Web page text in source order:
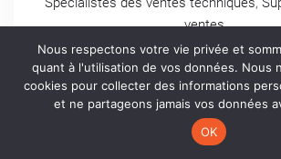
ventes
PROFIL +
Nous respectons votre vie privée et
quant à l'utilisation de vos données. Nous
cookies pour collecter des informations
et ne partageons jamais vos données
OK